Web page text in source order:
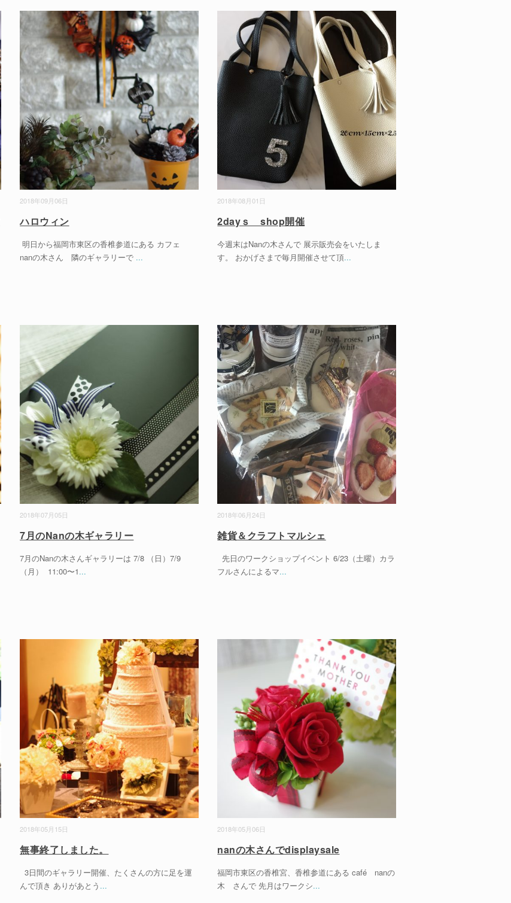
2018年09月06日
ハロウィン
明日から福岡市東区の香椎参道にある カフェ
nanの木さん 隣のギャラリーで ...
2018年08月01日
2dayｓ shop開催
今週末はNanの木さんで 展示販売会をいたしま
す。 おかげさまで毎月開催させて頂...
2018年07月05日
7月のNanの木ギャラリー
7月のNanの木さんギャラリーは 7/8 （日）7/9
（月） 11:00〜1...
2018年06月24日
雑貨＆クラフトマルシェ
先日のワークショップイベント 6/23（土曜）カラ
フルさんによるマ...
2018年05月15日
無事終了しました。
3日間のギャラリー開催、たくさんの方に足を運
んで頂き ありがあとう ...
2018年05月06日
nanの木さんでdisplaysale
福岡市東区の香椎宮、香椎参道にある café nanの
木 さんで 先月はワークシ...